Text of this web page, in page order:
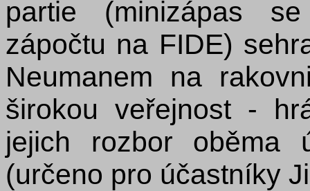
partie (minizápas
zápočtu na FIDE)
Neumanem na
širokou veřejnost -
jejich rozbor oběma
(určeno pro účastníky